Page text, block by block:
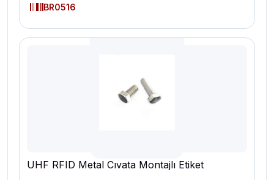
BR0516
UHF RFID Metal Cıvata Montajlı Etiket